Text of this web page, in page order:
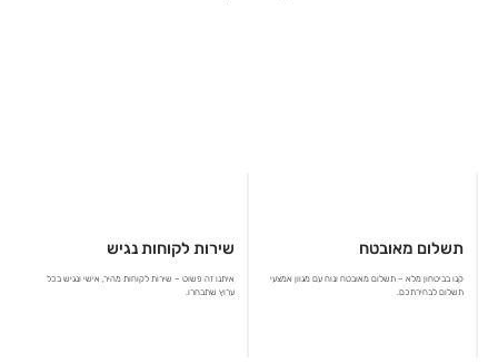
שירות לקוחות נגיש
איתנו זה פשוט – שירות לקוחות מהיר, אישי ונגיש בכל
ערוץ שתבחרו.
תשלום מאובטח
קנו בביטחון מלא – תשלום מאובטח ונוח עם מגוון אמצעי
תשלום לבחירתכם.